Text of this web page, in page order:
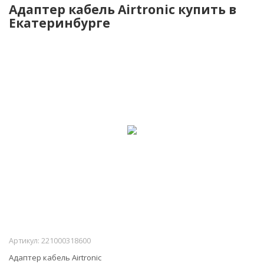
Адаптер кабель Airtronic купить в
Екатеринбурге
Артикул: 221000318600
Адаптер кабель Airtronic